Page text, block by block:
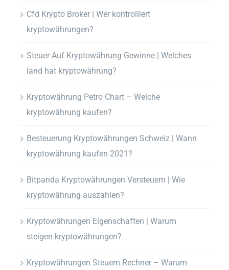
Cfd Krypto Broker | Wer kontrolliert
kryptowährungen?
Steuer Auf Kryptowährung Gewinne | Welches
land hat kryptowährung?
Kryptowährung Petro Chart – Welche
kryptowährung kaufen?
Besteuerung Kryptowährungen Schweiz | Wann
kryptowährung kaufen 2021?
Bitpanda Kryptowährungen Versteuern | Wie
kryptowährung auszahlen?
Kryptowährungen Eigenschaften | Warum
steigen kryptowährungen?
Kryptowährungen Steuern Rechner – Warum